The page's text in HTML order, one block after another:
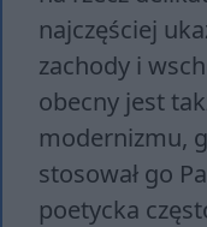
najczęściej
zachody i
obecny jest
modernizmu,
stosował go
poetycka